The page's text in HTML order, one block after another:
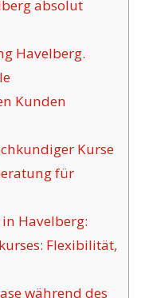
absolut
Havelberg.
Kunden
Kurse
für
Havelberg:
Flexibilität,
während des